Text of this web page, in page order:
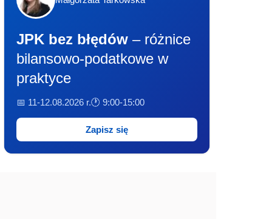
JPK bez błędów – różnice
bilansowo-podatkowe w
praktyce
📅 11-12.08.2026 r.🕐 9:00-15:00
Zapisz się